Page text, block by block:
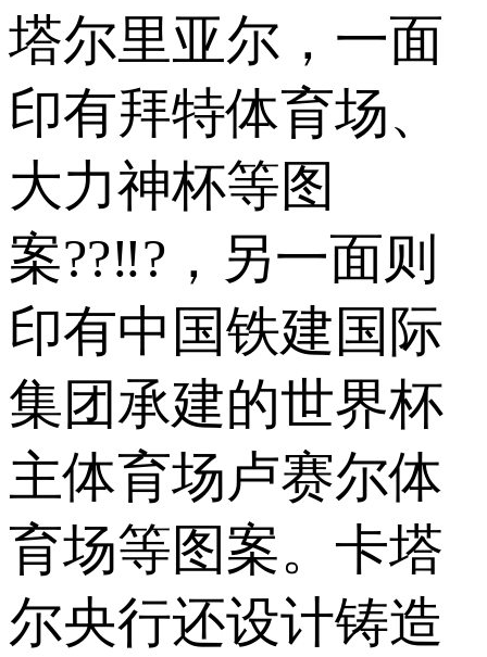
塔尔里亚尔，一面
印有拜特体育场、
大力神杯等图
案??‼?，另一面则
印有中国铁建国际
集团承建的世界杯
主体育场卢赛尔体
育场等图案。卡塔
尔央行还设计铸造